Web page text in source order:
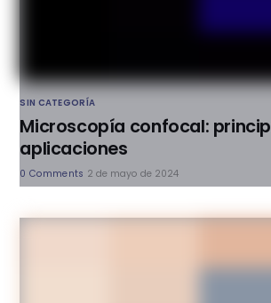
SIN CATEGORÍA
Microscopía confocal:
aplicaciones
0 Comments 2 de mayo de 2024